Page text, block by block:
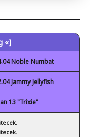
«]
Noble Numbat
Jammy Jellyfish
13 "Trixie"